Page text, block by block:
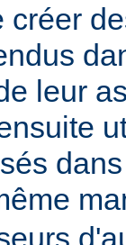
créer
leur